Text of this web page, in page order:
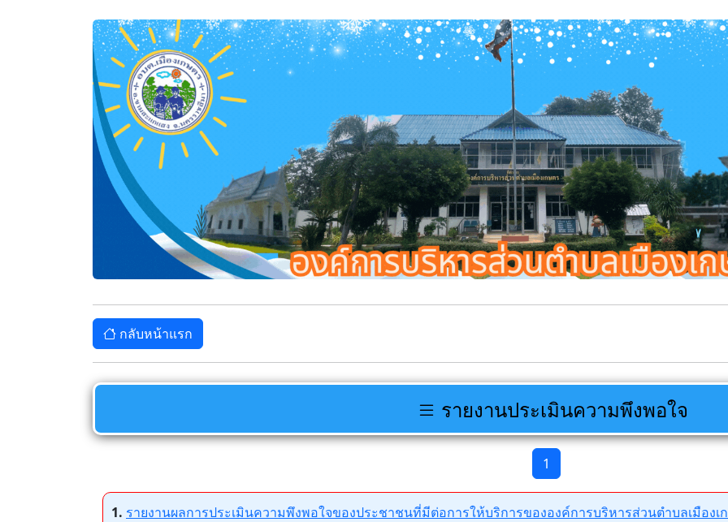
กลับหน้าแรก
รายงานประเมินความพึงพอใจ
1
1. รายงานผลการประเมินความพึงพอใจของประชาชนที่มีต่อการให้บริการขององค์การบริหารส่วนตำบลเมืองเ